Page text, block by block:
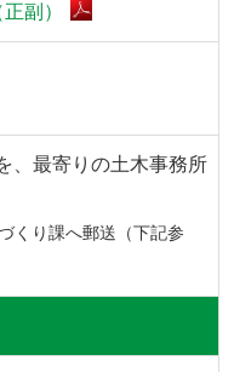
副）
、最寄りの土木事務所
くり課へ郵送（下記参